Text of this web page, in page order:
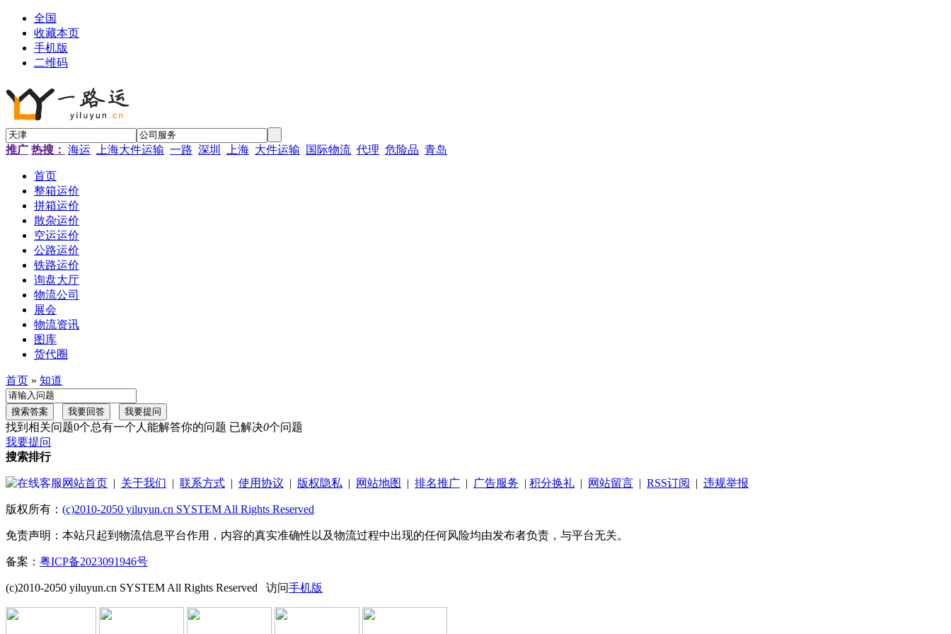
全国
收藏本页
手机版
二维码
推广 热搜： 海运 上海大件运输 一路 深圳 上海 大件运输 国际物流 代理 危险品 青岛
首页
整箱运价
拼箱运价
散杂运价
空运运价
公路运价
铁路运价
询盘大厅
物流公司
展会
物流资讯
图库
货代圈
首页 » 知道
找到相关问题0个总有一个人能解答你的问题 已解决0个问题
我要提问
搜索排行
网站首页 | 关于我们 | 联系方式 | 使用协议 | 版权隐私 | 网站地图 | 排名推广 | 广告服务 | 积分换礼 | 网站留言 | RSS订阅 | 违规举报
版权所有： (c)2010-2050 yiluyun.cn SYSTEM All Rights Reserved
免责声明：本站只起到物流信息平台作用，内容的真实准确性以及物流过程中出现的任何风险均由发布者负责，与平台无关。
备案： 粤ICP备2023091946号
(c)2010-2050 yiluyun.cn SYSTEM All Rights Reserved 访问手机版